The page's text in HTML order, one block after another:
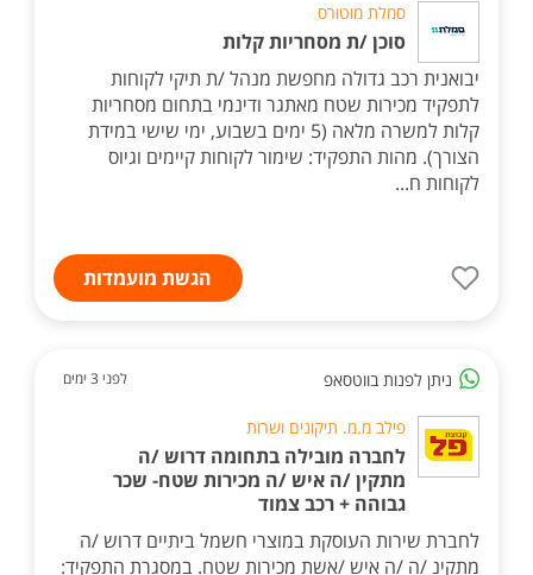
סמלת מוטורס
סוכן /ת מסחריות קלות
יבואנית רכב גדולה מחפשת מנהל /ת תיקי לקוחות
לתפקיד מכירות שטח מאתגר ודינמי בתחום מסחריות
קלות למשרה מלאה (5 ימים בשבוע, ימי שישי במידת
הצורך). מהות התפקיד: שימור לקוחות קיימים וגיוס
לקוחות ח...
הגשת מועמדות
ניתן לפנות בווטסאפ לפני 3 ימים
פילב מ.מ. תיקונים ושרות
לחברה מובילה בתחומה דרוש /ה
מתקין /ה איש /ה מכירות שטח- שכר
גבוהה + רכב צמוד
לחברת שירות העוסקת במוצרי חשמל ביתיים דרוש /ה
מתקינ /ה /ה איש /אשת מכירות שטח. במסגרת התפקיד: